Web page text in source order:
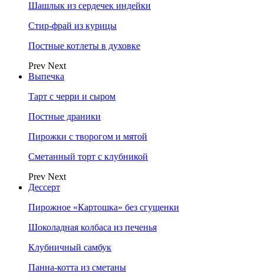
Шашлык из сердечек индейки
Стир-фрай из курицы
Постные котлеты в духовке
Prev Next
Выпечка
Тарт с черри и сыром
Постные драники
Пирожки с творогом и мятой
Сметанный торт с клубникой
Prev Next
Дессерт
Пирожное «Картошка» без сгущенки
Шоколадная колбаса из печенья
Клубничный самбук
Панна-котта из сметаны